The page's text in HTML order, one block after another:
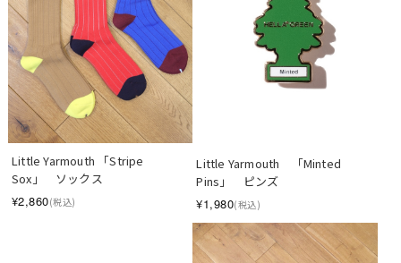
Little Yarmouth 「Stripe
Sox」　ソックス
¥2,860(税込)
Little Yarmouth　「Minted
Pins」　ピンズ
¥1,980(税込)